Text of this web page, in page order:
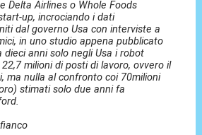
Delta Airlines o Whole Foods
up, incrociando i dati
dal governo Usa con interviste a
in uno studio appena pubblicato
dieci anni solo negli Usa i robot
milioni di posti di lavoro, ovvero il
ma nulla al confronto coi 70milioni
stimati solo due anni fa